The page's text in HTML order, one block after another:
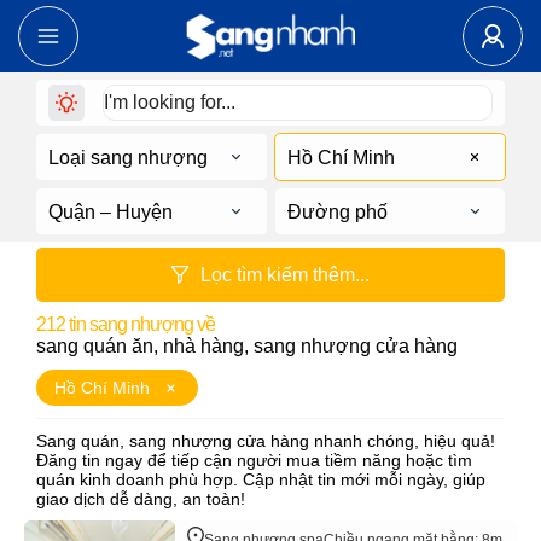
Loại sang nhượng Hồ Chí Minh
Quận – Huyện Đường phố
Lọc tìm kiếm thêm...
212tin sang nhượng về
sang quán ăn, nhà hàng, sang nhượng cửa hàng
Hồ Chí Minh
Sang quán, sang nhượng cửa hàng nhanh chóng, hiệu quả!
Đăng tin ngay để tiếp cận người mua tiềm năng hoặc tìm
quán kinh doanh phù hợp. Cập nhật tin mới mỗi ngày, giúp
giao dịch dễ dàng, an toàn!